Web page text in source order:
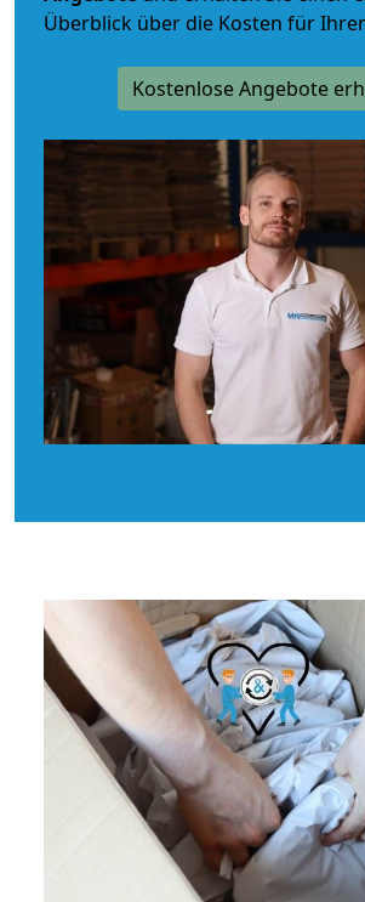
Überblick über die Kosten für
Kostenlose Angebote